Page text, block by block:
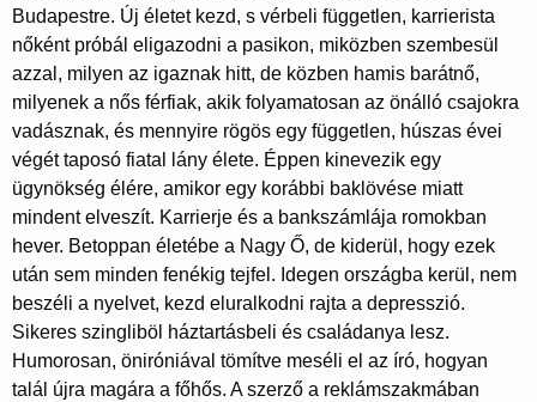
Budapestre. Új életet kezd, s vérbeli független, karrierista
nőként próbál eligazodni a pasikon, miközben szembesül
azzal, milyen az igaznak hitt, de közben hamis barátnő,
milyenek a nős férfiak, akik folyamatosan az önálló csajokra
vadásznak, és mennyire rögös egy független, húszas évei
végét taposó fiatal lány élete. Éppen kinevezik egy
ügynökség élére, amikor egy korábbi baklövése miatt
mindent elveszít. Karrierje és a bankszámlája romokban
hever. Betoppan életébe a Nagy Ő, de kiderül, hogy ezek
után sem minden fenékig tejfel. Idegen országba kerül, nem
beszéli a nyelvet, kezd eluralkodni rajta a depresszió.
Sikeres szingliböl háztartásbeli és családanya lesz.
Humorosan, öniróniával tömítve meséli el az író, hogyan
talál újra magára a főhős. A szerző a reklámszakmában